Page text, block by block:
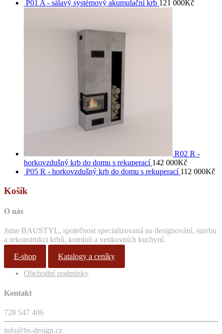
P01 A - sálavý systémový akumulační krb 121 000Kč
R02 R -
horkovzdušný krb do domu s rekuperací 142 000Kč
P05 R - horkovzdušný krb do domu s rekuperací 112 000Kč
Košík
O nás
Jsme BAUSTYL, společnost specializovaná na designování, stavbu
a rekonstrukci krbů, komínů a venkovních kuchyní.
E-shop
Katalogy a ceníky
Obchodní podmínky
Kontakt
728 547 406
info@bs-design.cz